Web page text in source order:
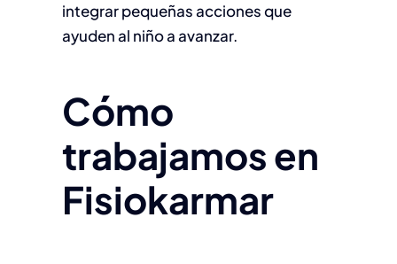
integrar pequeñas acciones que
ayuden al niño a avanzar.
Cómo
trabajamos en
Fisiokarmar